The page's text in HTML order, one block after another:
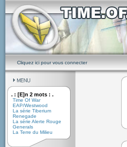
Cliquez ici pour vous connecter
. : [E]n 2 mots : .
Time Of War
EAP/Westwood
La série Tiberium
Renegade
La série Alerte Rouge
Generals
La Terre du Milieu